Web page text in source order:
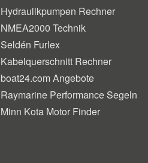
Hydraulikpumpen Rechner
NMEA2000 Technik
Seldén Furlex
Kabelquerschnitt Rechner
boat24.com Angebote
Raymarine Performance Segeln
Minn Kota Motor Finder